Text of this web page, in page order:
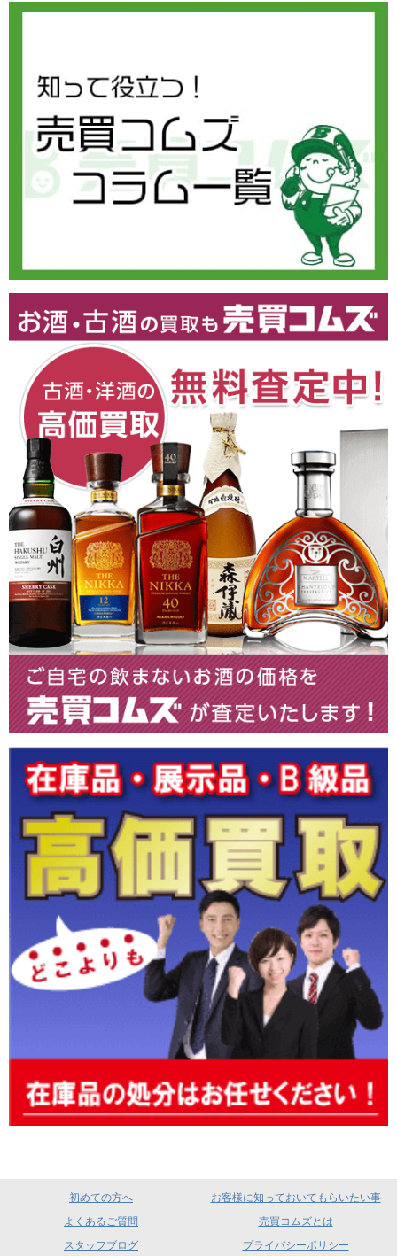
初めての方へ
お客様に知っておいてもらいたい事
よくあるご質問
売買コムズとは
スタッフブログ
プライバシーポリシー